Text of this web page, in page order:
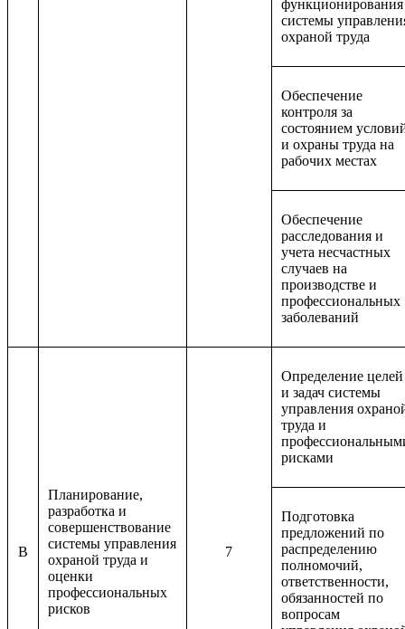
функционирования
системы
охраной труда
Обеспечение
контроля за
состоянием
и охраны труда на
рабочих местах
Обеспечение
расследования и
учета несчастных
случаев на
производстве и
профессиональных
заболеваний
B
Планирование,
разработка и
совершенствование
системы управления
охраной труда и
оценки
профессиональных
рисков
7
Определение целей
и задач системы
управления
труда и
рисками
Подготовка
предложений по
распределению
полномочий,
ответственности,
обязанностей по
вопросам